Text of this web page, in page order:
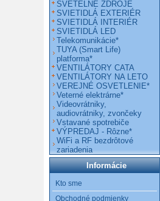
SVETELNÉ ZDROJE
SVIETIDLÁ EXTERIÉR
SVIETIDLÁ INTERIÉR
SVIETIDLÁ LED
Telekomunikácie*
TUYA (Smart Life)
platforma*
VENTILÁTORY CATA
VENTILÁTORY NA LETO
VEREJNÉ OSVETLENIE*
Veterné elektrárne*
Videovrátniky,
audiovrátniky, zvončeky
Vstavané spotrebiče
VÝPREDAJ - Rôzne*
WiFi a RF bezdrôtové
zariadenia
Informácie
Kto sme
Obchodné podmienky